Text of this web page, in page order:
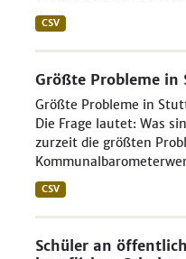
CSV
Größte Probleme
Größte Probleme in
Die Frage lautet: Was
zurzeit die größten
CSV
Schüler an